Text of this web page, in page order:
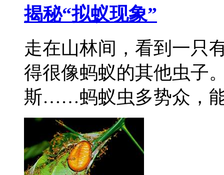
揭秘“拟蚁现象”
走在山林间，看到一只
得很像蚂蚁的其他虫子
斯……蚂蚁虫多势众，